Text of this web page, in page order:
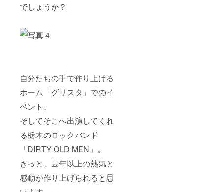
でしょうか？
自分たちの手で作り上げる
ホーム「グリスタ」でのイ
ベント。
そしてそこへ出演してくれ
る栃木のロックバンド
「DIRTY OLD MEN」。
きっと、去年以上の熱気と
感動が作り上げられると思